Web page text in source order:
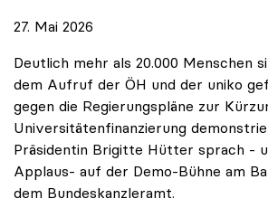
27. Mai 2026
Deutlich mehr als 20.000 Menschen
dem Aufruf der ÖH und der uniko
gegen die Regierungspläne zur
Universitätenfinanzierung
Präsidentin Brigitte Hütter sprach -
Applaus- auf der Demo-Bühne am
dem Bundeskanzleramt.